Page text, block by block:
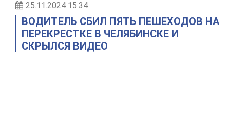
25.11.2024 15:34
ВОДИТЕЛЬ СБИЛ ПЯТЬ ПЕШЕХОДОВ НА
ПЕРЕКРЕСТКЕ В ЧЕЛЯБИНСКЕ И
СКРЫЛСЯ ВИДЕО